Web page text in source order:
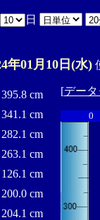
日
年01月10日(水)
395.8 cm
341.1 cm
282.1 cm
263.1 cm
126.1 cm
200.0 cm
204.1 cm
[デー
0